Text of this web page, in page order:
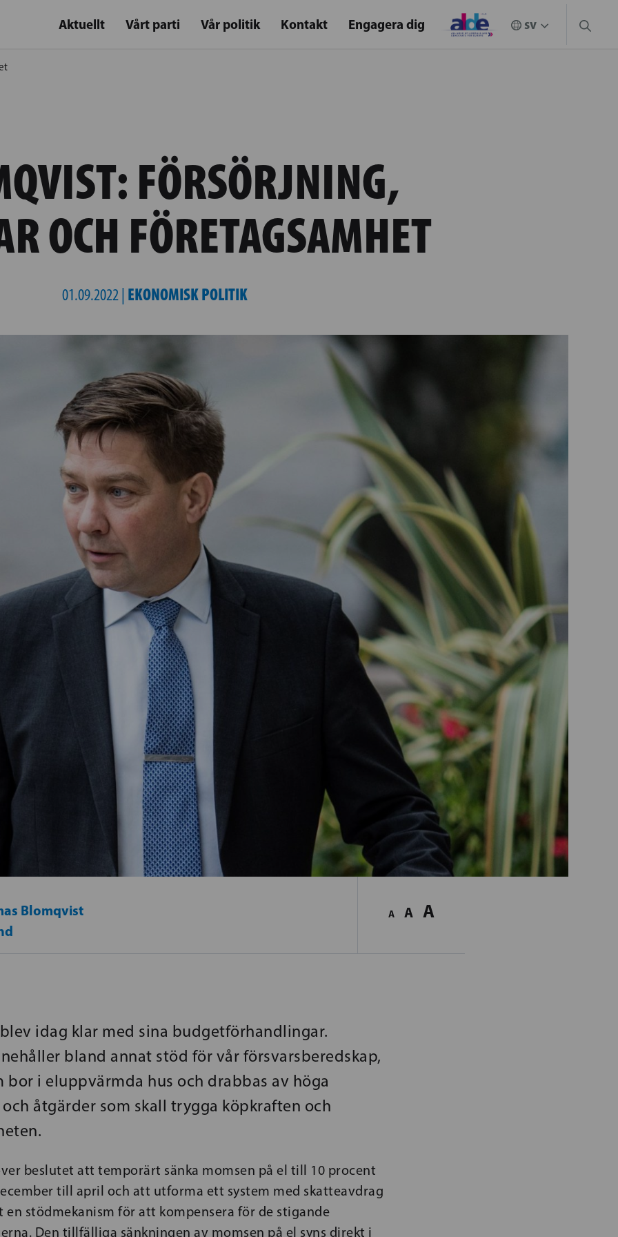
Aktuellt Vårt parti Vår politik Kontakt Engagera dig
FÖRSÖRJNING,
OCH FÖRETAGSAMHET
01.09.2022 | EKONOMISK POLITIK
Blomqvist
A A A
idag klar med sina budgetförhandlingar.
bland annat stöd för vår försvarsberedskap,
bor i eluppvärmda hus och drabbas av höga
åtgärder som skall trygga köpkraften och
beslutet att temporärt sänka momsen på el till 10 procent
till april och att utforma ett system med skatteavdrag
stödmekanism för att kompensera för de stigande
Den tillfälliga sänkningen av momsen på el syns direkt i